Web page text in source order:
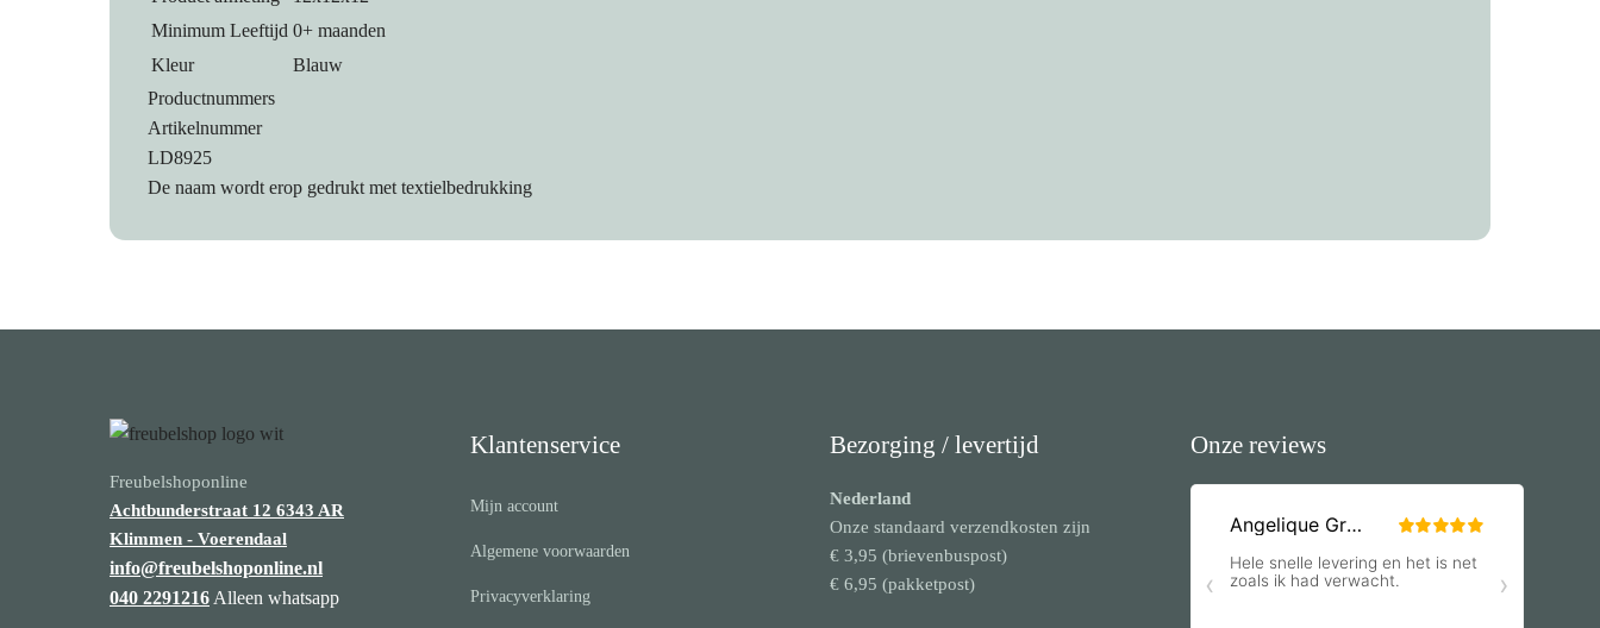
Minimum Leeftijd 0+ maanden
Kleur
Blauw
Productnummers
Artikelnummer
LD8925
De naam wordt erop gedrukt met textielbedrukking
Freubelshoponline
Achtbunderstraat 12 6343 AR
Klimmen - Voerendaal
info@freubelshoponline.nl
040 2291216 Alleen whatsapp
Klantenservice
Mijn account
Algemene voorwaarden
Privacyverklaring
Bezorging / levertijd
Nederland
Onze standaard verzendkosten zijn
€ 3,95 (brievenbuspost)
€ 6,95 (pakketpost)
Onze reviews